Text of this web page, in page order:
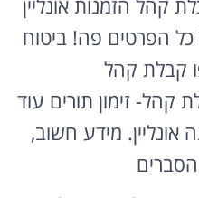
קהל הזמנות אונליין
כל הפרטים פה! ביטוח
קבלת קהל
קהל- זימון תורים עוד
אונליין. מידע חשוב,